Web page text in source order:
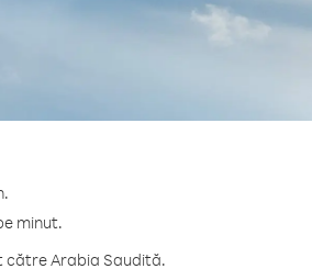
minut.
către Arabia Saudită.